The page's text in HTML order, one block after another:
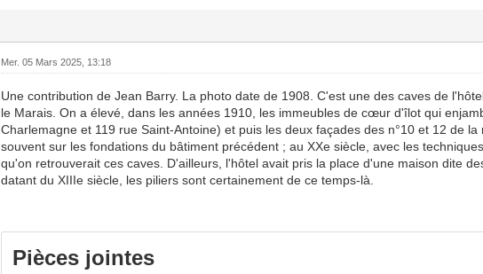
Mer. 05 Mars 2025, 13:18
Une contribution de Jean Barry. La photo date de 1908. C'est une des caves de
le Marais. On a élevé, dans les années 1910, les immeubles de cœur d'îlot qui
Charlemagne et 119 rue Saint-Antoine) et puis les deux façades des n°10 et 12 de
souvent sur les fondations du bâtiment précédent ; au XXe siècle, avec les
qu'on retrouverait ces caves. D'ailleurs, l'hôtel avait pris la place d'une maison dite
datant du XIIIe siècle, les piliers sont certainement de ce temps-là.
Pièces jointes